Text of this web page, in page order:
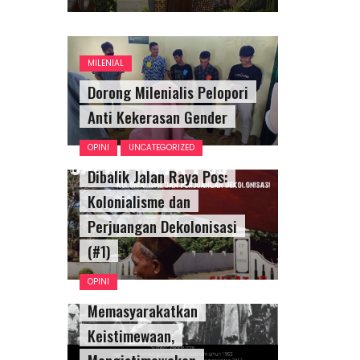
MILENIAL
Dorong Milenialis Pelopori
Anti Kekerasan Gender
OPINI UNCATEGORIZED
Dibalik Jalan Raya Pos:
Kolonialisme dan
Perjuangan Dekolonisasi
(#1)
OPINI
Memasyarakatkan
Keistimewaan,